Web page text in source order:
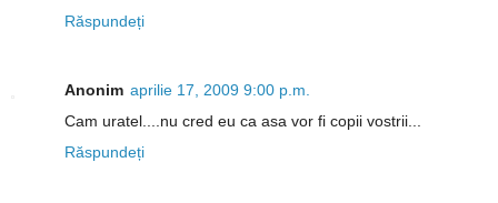
Răspundeți
Anonim aprilie 17, 2009 9:00 p.m.
Cam uratel....nu cred eu ca asa vor fi copii vostrii...
Răspundeți